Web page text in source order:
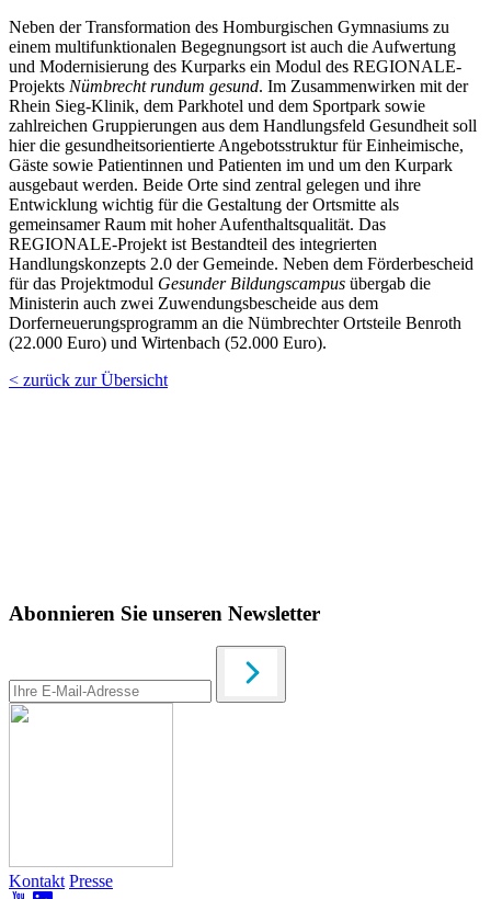
Neben der Transformation des Homburgischen Gymnasiums zu
einem multifunktionalen Begegnungsort ist auch die Aufwertung
und Modernisierung des Kurparks ein Modul des REGIONALE-
Projekts Nümbrecht rundum gesund. Im Zusammenwirken mit der
Rhein Sieg-Klinik, dem Parkhotel und dem Sportpark sowie
zahlreichen Gruppierungen aus dem Handlungsfeld Gesundheit soll
hier die gesundheitsorientierte Angebotsstruktur für Einheimische,
Gäste sowie Patientinnen und Patienten im und um den Kurpark
ausgebaut werden. Beide Orte sind zentral gelegen und ihre
Entwicklung wichtig für die Gestaltung der Ortsmitte als
gemeinsamer Raum mit hoher Aufenthaltsqualität. Das
REGIONALE-Projekt ist Bestandteil des integrierten
Handlungskonzepts 2.0 der Gemeinde. Neben dem Förderbescheid
für das Projektmodul Gesunder Bildungscampus übergab die
Ministerin auch zwei Zuwendungsbescheide aus dem
Dorferneuerungsprogramm an die Nümbrechter Ortsteile Benroth
(22.000 Euro) und Wirtenbach (52.000 Euro).
< zurück zur Übersicht
Abonnieren Sie unseren Newsletter
Kontakt Presse